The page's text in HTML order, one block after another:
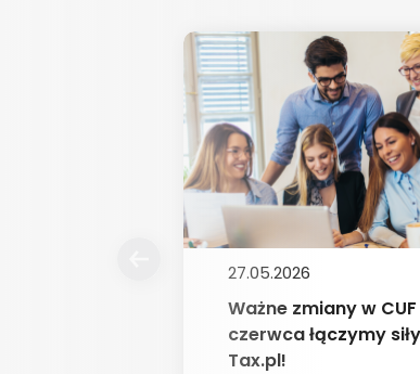
27.05.2026
Ważne zmiany w CUF
czerwca łączymy
Tax.pl!